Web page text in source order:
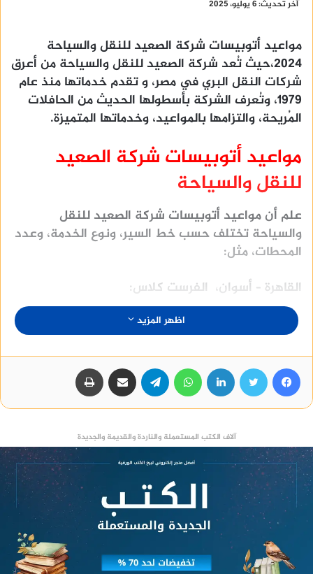
آخر تحديث: 6 يوليو، 2025
مواعيد أتوبيسات شركة الصعيد للنقل والسياحة
2024،حيث تُعد شركة الصعيد للنقل والسياحة من أعرق
شركات النقل البري في مصر، و تقدم خدماتها منذ عام
1979، وتُعرف الشركة بأسطولها الحديث من الحافلات
المُريحة، والتزامها بالمواعيد، وخدماتها المتميزة.
مواعيد أتوبيسات شركة الصعيد
للنقل والسياحة
علم أن مواعيد أتوبيسات شركة الصعيد للنقل
والسياحة تختلف حسب خط السير، ونوع الخدمة، وعدد
المحطات، مثل:
القاهرة – أسوان، الفرست كلاس:
8:00 مساءً
11:00 مساءً
منصة وساطة لبيع العقارات مجانا
ال VIP:
9:00 مساءً
12:00 مساءً
وللحصول علي جميع المعلومات الرسميه يمكنك:
اظهر المزيد
آلاف الكتب المستعملة والناردة والقديمة والجديدة